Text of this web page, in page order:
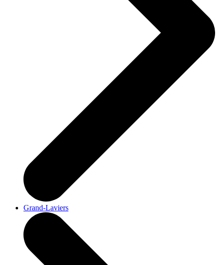
Grand-Laviers